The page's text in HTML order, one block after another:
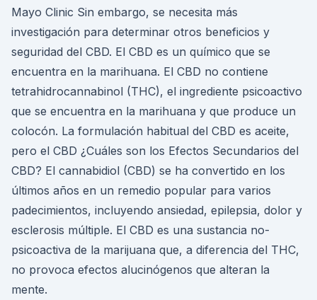
Mayo Clinic Sin embargo, se necesita más
investigación para determinar otros beneficios y
seguridad del CBD. El CBD es un químico que se
encuentra en la marihuana. El CBD no contiene
tetrahidrocannabinol (THC), el ingrediente psicoactivo
que se encuentra en la marihuana y que produce un
colocón. La formulación habitual del CBD es aceite,
pero el CBD ¿Cuáles son los Efectos Secundarios del
CBD? El cannabidiol (CBD) se ha convertido en los
últimos años en un remedio popular para varios
padecimientos, incluyendo ansiedad, epilepsia, dolor y
esclerosis múltiple. El CBD es una sustancia no-
psicoactiva de la marijuana que, a diferencia del THC,
no provoca efectos alucinógenos que alteran la
mente.